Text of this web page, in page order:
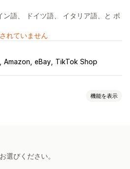
語、 ドイツ語、 イタリア語、と ポ
れていません
Amazon eBay TikTok Shop
機能を表示
テイメント・メディア
選びください。